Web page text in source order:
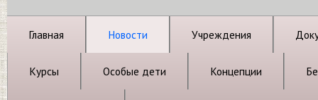
Главная Новости Учреждения
Курсы Особые дети Концепции